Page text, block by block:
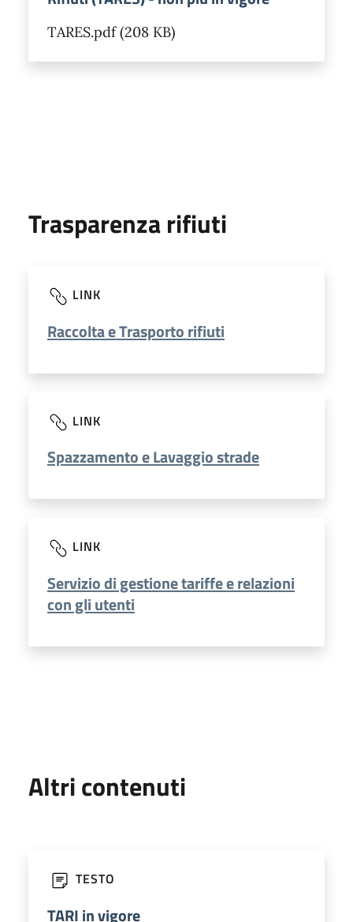
TARES.pdf (208 KB)
Trasparenza rifiuti
LINK
Raccolta e Trasporto rifiuti
LINK
Spazzamento e Lavaggio strade
LINK
Servizio di gestione tariffe e relazioni
con gli utenti
Altri contenuti
TESTO
TARI in vigore